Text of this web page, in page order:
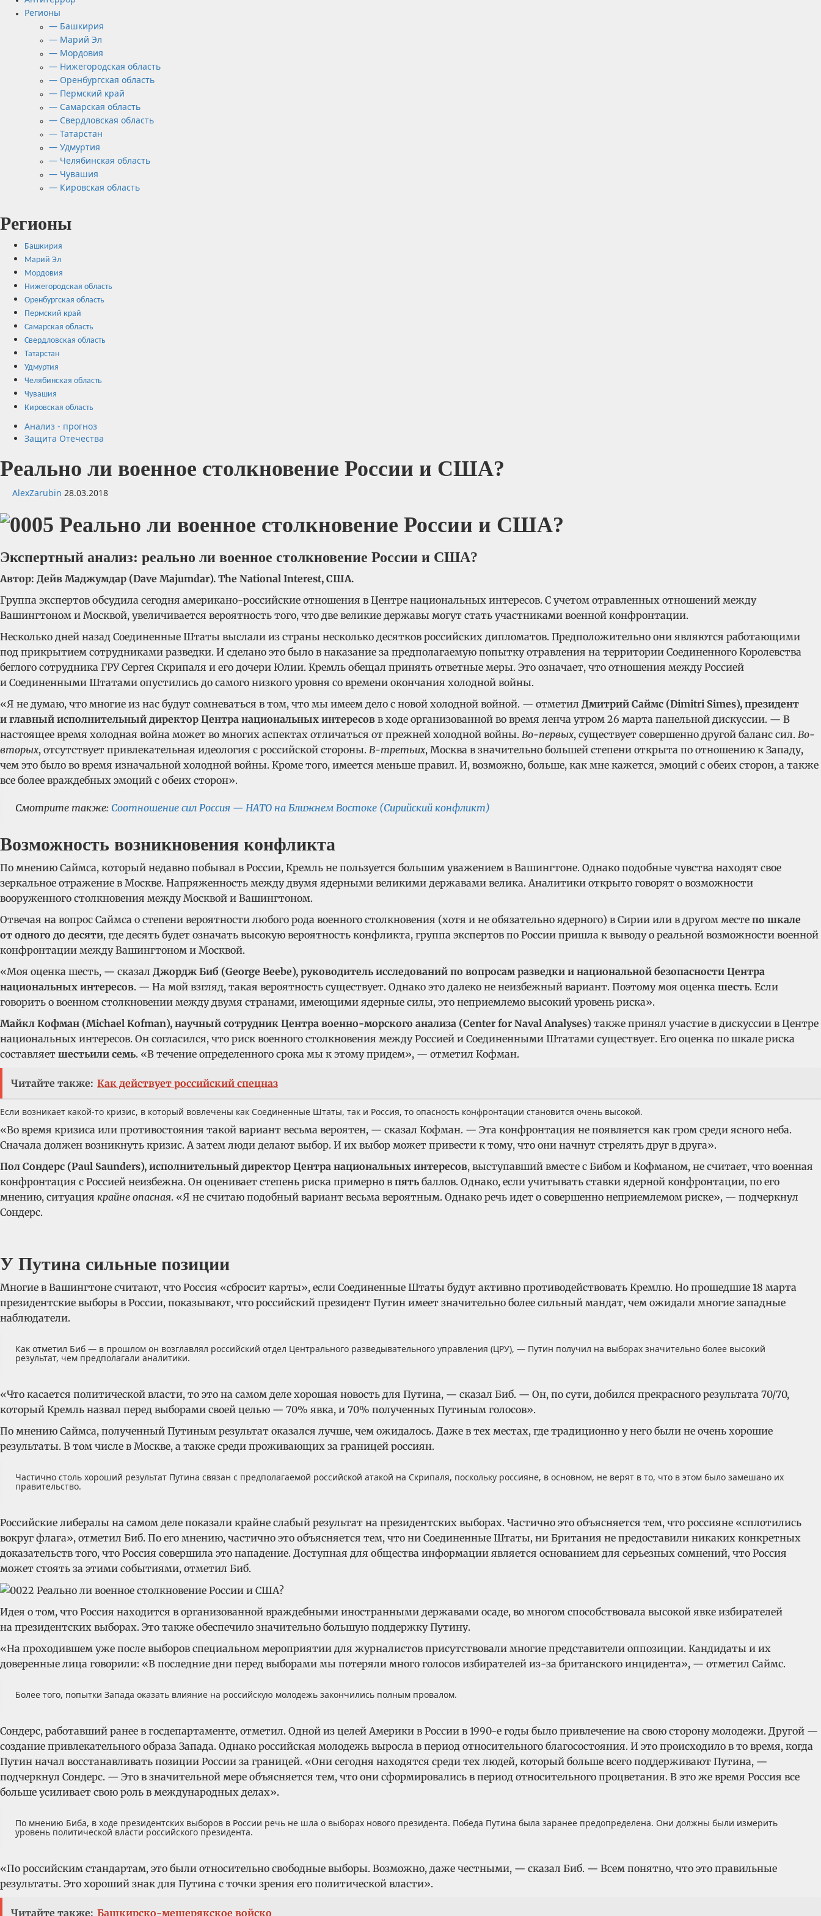
Регионы
— Башкирия
— Марий Эл
— Мордовия
— Нижегородская область
— Оренбургская область
— Пермский край
— Самарская область
— Свердловская область
— Татарстан
— Удмуртия
— Челябинская область
— Чувашия
— Кировская область
Регионы
Башкирия
Марий Эл
Мордовия
Нижегородская область
Оренбургская область
Пермский край
Самарская область
Свердловская область
Татарстан
Удмуртия
Челябинская область
Чувашия
Кировская область
Анализ - прогноз
Защита Отечества
Реально ли военное столкновение России и США?
AlexZarubin 28.03.2018
Экспертный анализ: реально ли военное столкновение России и США?
Автор: Дейв Маджумдар (Dave Majumdar). The National Interest, США.
Группа экспертов обсудила сегодня американо-российские отношения в Центре национальных интересов. С учетом отравленных отношений между
Вашингтоном и Москвой, увеличивается вероятность того, что две великие державы могут стать участниками военной конфронтации.
Несколько дней назад Соединенные Штаты выслали из страны несколько десятков российских дипломатов. Предположительно они являются работающими
под прикрытием сотрудниками разведки. И сделано это было в наказание за предполагаемую попытку отравления на территории Соединенного Королевства
беглого сотрудника ГРУ Сергея Скрипаля и его дочери Юлии. Кремль обещал принять ответные меры. Это означает, что отношения между Россией
и Соединенными Штатами опустились до самого низкого уровня со времени окончания холодной войны.
«Я не думаю, что многие из нас будут сомневаться в том, что мы имеем дело с новой холодной войной. — отметил Дмитрий Саймс (Dimitri Simes), президент
и главный исполнительный директор Центра национальных интересов в ходе организованной во время ленча утром 26 марта панельной дискуссии. — В
настоящее время холодная война может во многих аспектах отличаться от прежней холодной войны. Во-первых, существует совершенно другой баланс сил. Во-
вторых, отсутствует привлекательная идеология с российской стороны. В-третьих, Москва в значительно большей степени открыта по отношению к Западу,
чем это было во время изначальной холодной войны. Кроме того, имеется меньше правил. И, возможно, больше, как мне кажется, эмоций с обеих сторон, а также
все более враждебных эмоций с обеих сторон».
Смотрите также: Соотношение сил Россия — НАТО на Ближнем Востоке (Сирийский конфликт)
Возможность возникновения конфликта
По мнению Саймса, который недавно побывал в России, Кремль не пользуется большим уважением в Вашингтоне. Однако подобные чувства находят свое
зеркальное отражение в Москве. Напряженность между двумя ядерными великими державами велика. Аналитики открыто говорят о возможности
вооруженного столкновения между Москвой и Вашингтоном.
Отвечая на вопрос Саймса о степени вероятности любого рода военного столкновения (хотя и не обязательно ядерного) в Сирии или в другом месте по шкале
от одного до десяти, где десять будет означать высокую вероятность конфликта, группа экспертов по России пришла к выводу о реальной возможности военной
конфронтации между Вашингтоном и Москвой.
«Моя оценка шесть, — сказал Джордж Биб (George Beebe), руководитель исследований по вопросам разведки и национальной безопасности Центра
национальных интересов. — На мой взгляд, такая вероятность существует. Однако это далеко не неизбежный вариант. Поэтому моя оценка шесть. Если
говорить о военном столкновении между двумя странами, имеющими ядерные силы, это неприемлемо высокий уровень риска».
Майкл Кофман (Michael Kofman), научный сотрудник Центра военно-морского анализа (Center for Naval Analyses) также принял участие в дискуссии в Центре
национальных интересов. Он согласился, что риск военного столкновения между Россией и Соединенными Штатами существует. Его оценка по шкале риска
составляет шестьили семь. «В течение определенного срока мы к этому придем», — отметил Кофман.
Читайте также: Как действует российский спецназ
Если возникает какой-то кризис, в который вовлечены как Соединенные Штаты, так и Россия, то опасность конфронтации становится очень высокой.
«Во время кризиса или противостояния такой вариант весьма вероятен, — сказал Кофман. — Эта конфронтация не появляется как гром среди ясного неба.
Сначала должен возникнуть кризис. А затем люди делают выбор. И их выбор может привести к тому, что они начнут стрелять друг в друга».
Пол Сондерс (Paul Saunders), исполнительный директор Центра национальных интересов, выступавший вместе с Бибом и Кофманом, не считает, что военная
конфронтация с Россией неизбежна. Он оценивает степень риска примерно в пять баллов. Однако, если учитывать ставки ядерной конфронтации, по его
мнению, ситуация крайне опасная. «Я не считаю подобный вариант весьма вероятным. Однако речь идет о совершенно неприемлемом риске», — подчеркнул
Сондерс.
У Путина сильные позиции
Многие в Вашингтоне считают, что Россия «сбросит карты», если Соединенные Штаты будут активно противодействовать Кремлю. Но прошедшие 18 марта
президентские выборы в России, показывают, что российский президент Путин имеет значительно более сильный мандат, чем ожидали многие западные
наблюдатели.
Как отметил Биб — в прошлом он возглавлял российский отдел Центрального разведывательного управления (ЦРУ), — Путин получил на выборах значительно более высокий
результат, чем предполагали аналитики.
«Что касается политической власти, то это на самом деле хорошая новость для Путина, — сказал Биб. — Он, по сути, добился прекрасного результата 70/70,
который Кремль назвал перед выборами своей целью — 70% явка, и 70% полученных Путиным голосов».
По мнению Саймса, полученный Путиным результат оказался лучше, чем ожидалось. Даже в тех местах, где традиционно у него были не очень хорошие
результаты. В том числе в Москве, а также среди проживающих за границей россиян.
Частично столь хороший результат Путина связан с предполагаемой российской атакой на Скрипаля, поскольку россияне, в основном, не верят в то, что в этом было замешано их
правительство.
Российские либералы на самом деле показали крайне слабый результат на президентских выборах. Частично это объясняется тем, что россияне «сплотились
вокруг флага», отметил Биб. По его мнению, частично это объясняется тем, что ни Соединенные Штаты, ни Британия не предоставили никаких конкретных
доказательств того, что Россия совершила это нападение. Доступная для общества информации является основанием для серьезных сомнений, что Россия
может стоять за этими событиями, отметил Биб.
Идея о том, что Россия находится в организованной враждебными иностранными державами осаде, во многом способствовала высокой явке избирателей
на президентских выборах. Это также обеспечило значительно большую поддержку Путину.
«На проходившем уже после выборов специальном мероприятии для журналистов присутствовали многие представители оппозиции. Кандидаты и их
доверенные лица говорили: «В последние дни перед выборами мы потеряли много голосов избирателей из-за британского инцидента», — отметил Саймс.
Более того, попытки Запада оказать влияние на российскую молодежь закончились полным провалом.
Сондерс, работавший ранее в госдепартаменте, отметил. Одной из целей Америки в России в 1990-е годы было привлечение на свою сторону молодежи. Другой —
создание привлекательного образа Запада. Однако российская молодежь выросла в период относительного благосостояния. И это происходило в то время, когда
Путин начал восстанавливать позиции России за границей. «Они сегодня находятся среди тех людей, который больше всего поддерживают Путина, —
подчеркнул Сондерс. — Это в значительной мере объясняется тем, что они сформировались в период относительного процветания. В это же время Россия все
больше усиливает свою роль в международных делах».
По мнению Биба, в ходе президентских выборов в России речь не шла о выборах нового президента. Победа Путина была заранее предопределена. Они должны были измерить
уровень политической власти российского президента.
«По российским стандартам, это были относительно свободные выборы. Возможно, даже честными, — сказал Биб. — Всем понятно, что это правильные
результаты. Это хороший знак для Путина с точки зрения его политической власти».
Читайте также: Башкирско-мещерякское войско